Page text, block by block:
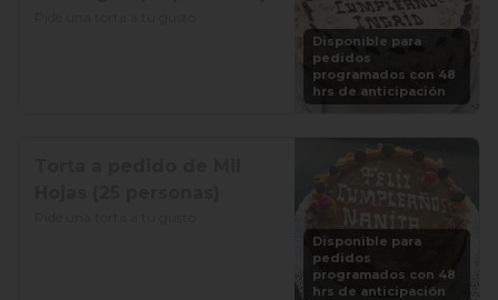
Disponible para
pedidos
programados con 48
hrs de anticipación
Disponible para
pedidos
programados con 48
hrs de anticipación